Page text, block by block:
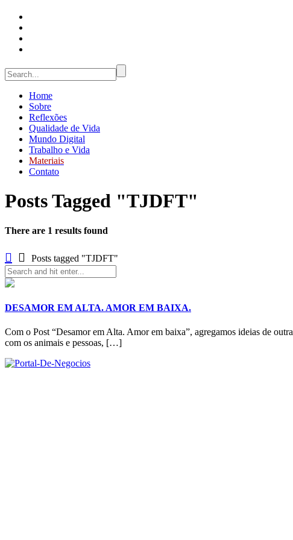
Home
Sobre
Reflexões
Qualidade de Vida
Mundo Digital
Trabalho e Vida
Materiais
Contato
Posts Tagged "TJDFT"
There are 1 results found
Posts tagged "TJDFT"
DESAMOR EM ALTA. AMOR EM BAIXA.
Com o Post “Desamor em Alta. Amor em baixa”, agregamos ideias de
com os animais e pessoas, […]